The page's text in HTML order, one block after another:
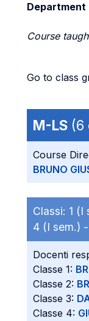
Course
Go to class
M-LS (6
Course
BRUNO
Classi: 1 (I
4 (I sem.) -
Docenti
Classe 1:
Classe 2:
Classe 3:
Classe 4: